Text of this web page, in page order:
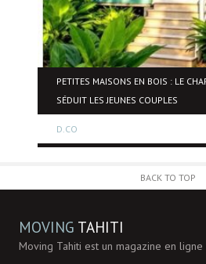
PETITES MAISONS EN BOIS : LE
SÉDUIT LES JEUNES COUPLES
D.CO
BACK TO TOP
MOVING TAHITI
Moving Tahiti est un magazine en